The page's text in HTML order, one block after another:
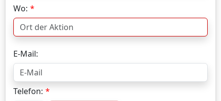
Wo:
E-Mail:
Telefon: